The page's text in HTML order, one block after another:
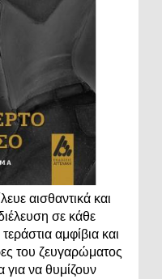
αισθαντικά και
σε κάθε
αμφίβια και
του ζευγαρώματος
να θυμίζουν